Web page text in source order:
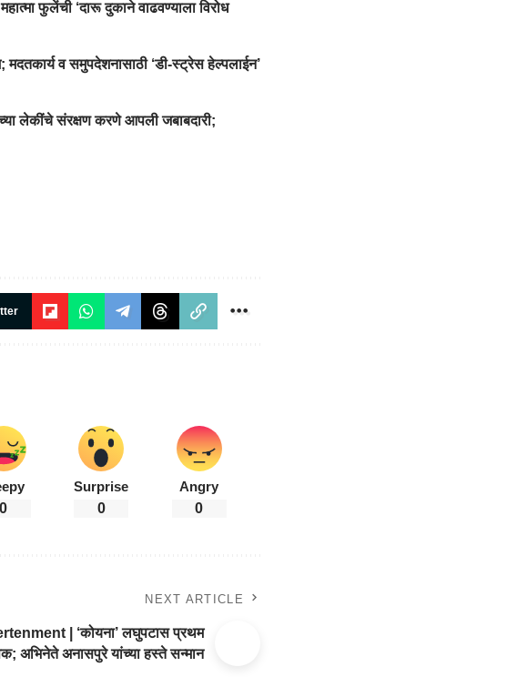
फुलेंची ‘दारू दुकाने वाढवण्याला विरोध
व समुपदेशनासाठी ‘डी-स्ट्रेस हेल्पलाईन’
लेकींचे संरक्षण करणे आपली जबाबदारी;
0
Surprise
0
Angry
0
NEXT ARTICLE
| ‘कोयना’ लघुपटास प्रथम
अभिनेते अनासपुरे यांच्या हस्ते सन्मान